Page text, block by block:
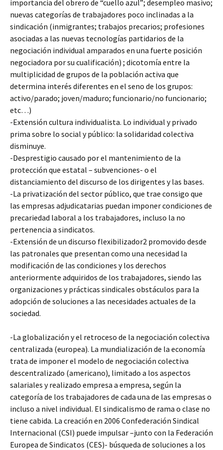
importancia del obrero de “cuello azul”; desempleo masivo;
nuevas categorías de trabajadores poco inclinadas a la
sindicación (inmigrantes; trabajos precarios; profesiones
asociadas a las nuevas tecnologías partidarios de la
negociación individual amparados en una fuerte posición
negociadora por su cualificación) ; dicotomía entre la
multiplicidad de grupos de la población activa que
determina interés diferentes en el seno de los grupos:
activo/parado; joven/maduro; funcionario/no funcionario;
etc…)
-Extensión cultura individualista. Lo individual y privado
prima sobre lo social y público: la solidaridad colectiva
disminuye.
-Desprestigio causado por el mantenimiento de la
protección que estatal – subvenciones- o el
distanciamiento del discurso de los dirigentes y las bases.
-La privatización del sector público, que trae consigo que
las empresas adjudicatarias puedan imponer condiciones de
precariedad laboral a los trabajadores, incluso la no
pertenencia a sindicatos.
-Extensión de un discurso flexibilizador2 promovido desde
las patronales que presentan como una necesidad la
modificación de las condiciones y los derechos
anteriormente adquiridos de los trabajadores, siendo las
organizaciones y prácticas sindicales obstáculos para la
adopción de soluciones a las necesidades actuales de la
sociedad.
-La globalización y el retroceso de la negociación colectiva
centralizada (europea). La mundialización de la economía
trata de imponer el modelo de negociación colectiva
descentralizado (americano), limitado a los aspectos
salariales y realizado empresa a empresa, según la
categoría de los trabajadores de cada una de las empresas o
incluso a nivel individual. El sindicalismo de rama o clase no
tiene cabida. La creación en 2006 Confederación Sindical
Internacional (CSI) puede impulsar –junto con la Federación
Europea de Sindicatos (CES)- búsqueda de soluciones a los